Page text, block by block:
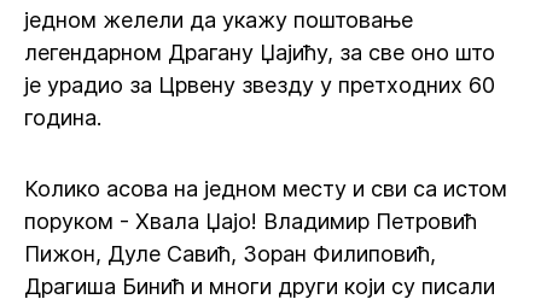
једном желели да укажу поштовање
легендарном Драгану Џајићу, за све оно што
је урадио за Црвену звезду у претходних 60
година.
Колико асова на једном месту и сви са истом
поруком - Хвала Џајо! Владимир Петровић
Пижон, Дуле Савић, Зоран Филиповић,
Драгиша Бинић и многи други који су писали